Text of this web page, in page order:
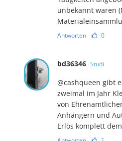
unbekannt waren
Antworten 0
bd36346 Studi
@cashqueen gibt
zweimal im Jahr
von
Anhängern und
Erlös komplett